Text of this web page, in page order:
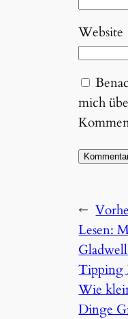
Website
mich
←
Lesen:
Tipping
Wie
Dinge